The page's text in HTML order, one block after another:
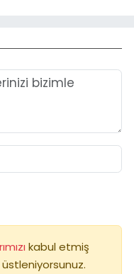
kabul etmiş